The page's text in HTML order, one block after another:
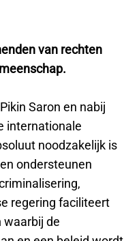
van rechten
Saron en nabij
internationale
noodzakelijk is
ondersteunen
regering faciliteert
waarbij de